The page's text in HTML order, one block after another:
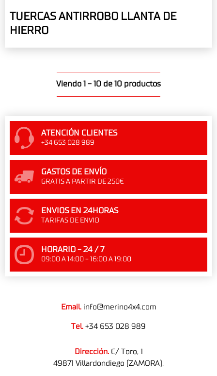
TUERCAS ANTIRROBO LLANTA DE
HIERRO
Viendo 1 - 10 de 10 productos
ATENCIÓN CLIENTES
+34 653 028 989
GASTOS DE ENVÍO
GRATIS A PARTIR DE 250€
ENVIOS EN 24HORAS
TARIFAS DE ENVIO
HORARIO - 24 / 7
09:00 A 14:00 - 16:00 A 19:00
Email. info@merino4x4.com
Tel. +34 653 028 989
Dirección.C/ Toro, 1
49871 Villardondiego (ZAMORA).